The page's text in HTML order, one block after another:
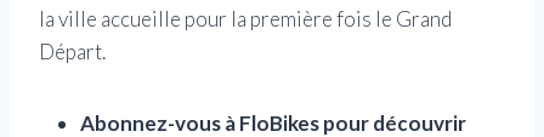
la ville accueille pour la première fois le Grand
Départ.
Abonnez-vous à FloBikes pour découvrir